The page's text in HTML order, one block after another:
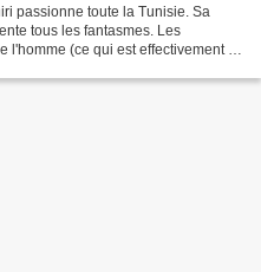
passionne toute la Tunisie. Sa
tous les fantasmes. Les
l'homme (ce qui est effectivement le